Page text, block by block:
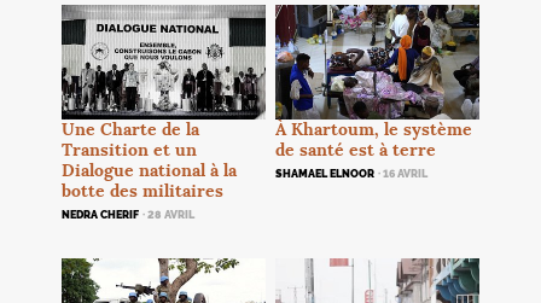
Une Charte de la
Transition et un
Dialogue national à la
botte des militaires
NEDRA CHERIF · 28 AVRIL
À Khartoum, le système
de santé est à terre
SHAMAEL ELNOOR · 16 AVRIL